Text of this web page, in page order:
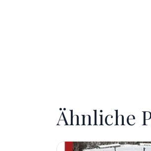
Ähnliche